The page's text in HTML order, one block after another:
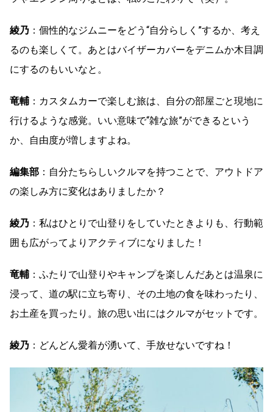
綾乃 ：個性的なジムニーをどう“自分らしく”するか、考え
るのも楽しくて。あとはバイザーカバーをデニムか木目調
にするのもいいなと。
竜輔 ：カスタムカーで楽しむ旅は、自分の部屋ごと現地に
行けるような感覚。いい意味で“雑な旅”ができるという
か、自由度が増しますよね。
編集部 ：自分たちらしいクルマを持つことで、アウトドア
の楽しみ方に変化はありましたか？
綾乃 ：私はひとりで山登りをしていたときよりも、行動範
囲も広がってよりアクティブになりました！
竜輔 ：ふたりで山登りやキャンプを楽しんだあとは温泉に
浸って、道の駅に立ち寄り、その土地の食を味わったり、
お土産を買ったり。旅の思い出にはクルマがセットです。
綾乃 ：どんどん愛着が湧いて、手放せないですね！